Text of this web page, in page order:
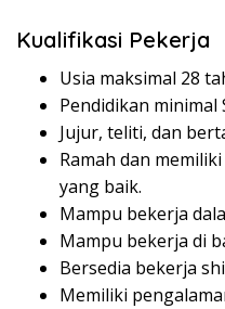
Kualifikasi Pekerja
Usia maksimal 28
Pendidikan minimal
Jujur, teliti, dan
Ramah dan
yang baik.
Mampu bekerja
Mampu bekerja di
Bersedia bekerja
Memiliki